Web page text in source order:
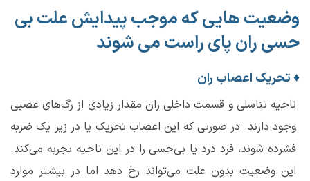
وضعیت هایی که موجب پیدایش علت بی
حسی ران پای راست می شوند
♦تحریک اعصاب ران
ناحیه تناسلی و قسمت داخلی ران مقدار زیادی از رگ‌های عصبی
وجود دارند. در صورتی که این اعصاب تحریک یا در زیر یک ضربه
فشرده شوند، فرد درد یا بی‌حسی را در این ناحیه تجربه می‌کند.
این وضعیت بدون علت می‌تواند رخ دهد اما در بیشتر موارد